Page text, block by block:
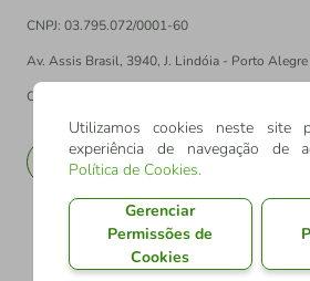
CNPJ: 03.795.072/0001-60
Av. Assis Brasil, 3940, J. Lindóia - Porto Alegre
CEP: 91010-003
EN
Utilizamos cookies neste site
experiência de navegação de
Política de Cookies.
Gerenciar
Permissões de
Cookies